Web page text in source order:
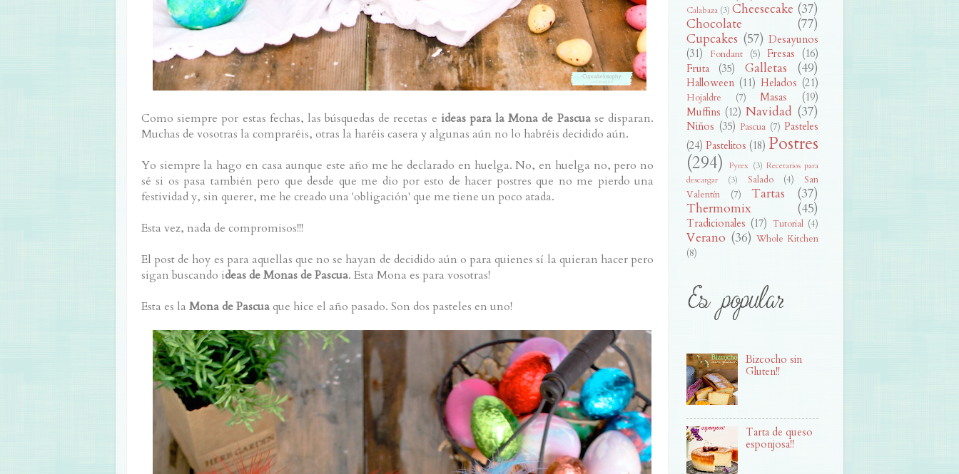
Como siempre por estas fechas, las búsquedas de recetas e ideas para laMona de Pascuase disparan.
Muchas de vosotras la compraréis, otras la haréis casera y algunas aún no lo habréis decidido aún.
Yo siempre la hago en casa aunque este año me he declarado en huelga. No, en huelga no, pero no
sé si os pasa también pero que desde que me dio por esto de hacer postres que no me pierdo una
festividad y, sin querer, me he creado una 'obligación' que me tiene un poco atada.
Esta vez, nada de compromisos!!!
El post de hoy es para aquellas que no se hayan de decidido aún o para quienes sí la quieran hacer pero
sigan buscando ideas de Monas de Pascua. Esta Mona es para vosotras!
Esta es la Mona de Pascuaque hice el año pasado. Son dos pasteles en uno!
Calabaza (3) Cheesecake (37)
Chocolate
(77)
Cupcakes (57) Desayunos
(31)
Fondant (5) Fresas
(16)
Fruta
(35) Galletas (49)
Halloween (11) Helados (21)
Hojaldre (7) Masas
(19)
Muffins (12) Navidad (37)
Niños (35) Pascua (7) Pasteles
(24) Pastelitos (18) Postres
(294)
Pyrex (3) Recetarios para
descargar
(3) Salado (4)
San
Valentín
(7) Tartas
(37)
Thermomix
(45)
Tradicionales (17) Tutorial (4)
Verano (36) Whole Kitchen
(8)
Bizcocho sin
Gluten!!
Tarta de queso
esponjosa!!